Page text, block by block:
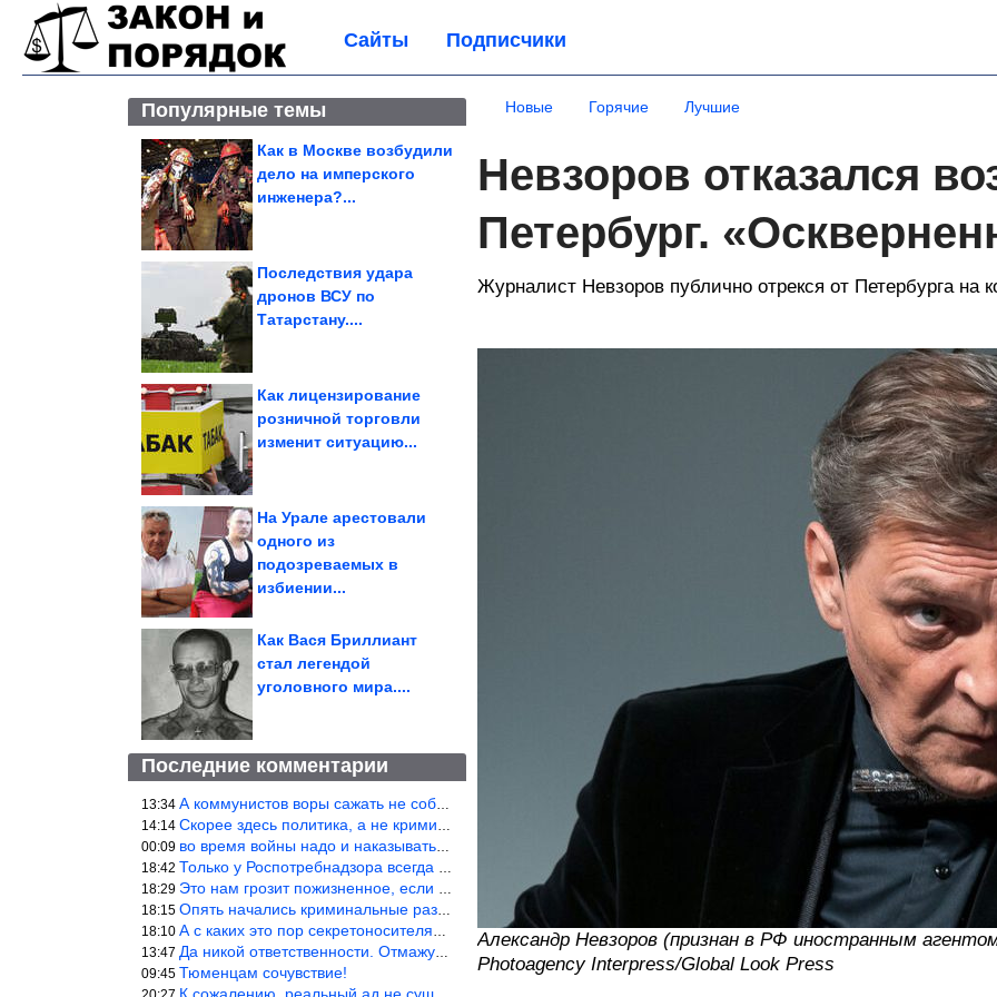
Сайты Подписчики
Популярные темы
Как в Москве возбудили
дело на имперского
инженера?...
Последствия удара
дронов ВСУ по
Татарстану....
Как лицензирование
розничной торговли
изменит ситуацию...
На Урале арестовали
одного из
подозреваемых в
избиении...
Как Вася Бриллиант
стал легендой
уголовного мира....
Последние комментарии
13:34 А коммунистов воры сажать не собираются ???
14:14 Скорее здесь политика, а не криминал. Хотя эти два понятия начин
00:09 во время войны надо и наказывать по законам военного времени, а
18:42 Только у Роспотребнадзора всегда и все в порядке! Когда касается
18:29 Это нам грозит пожизненное, если только грозно посмотреть в их с
18:15 Опять начались криминальные разборки аля 90е!
18:10 А с каких это пор секретоносителям положена охрана? Это его зада
13:47 Да никой ответственности. Отмажутся.
09:45 Тюменцам сочувствие!
Новые Горячие Лучшие
Невзоров отказался
Петербург.
Журналист Невзоров публично отрекся от Петербурга на
Александр Невзоров (признан в РФ иностранным
Photoagency Interpress/Global Look Press